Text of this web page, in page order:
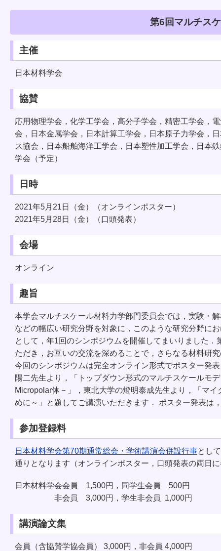
第6回マルチス
主催
日本材料学会
協賛
応用物理学会，化学工学会，高分子学会，精密工学会，
会，日本金属学会，日本計算工学会，日本原子力学会，
ス協会，日本船舶海洋工学会，日本塑性加工学会，日本
学会（予定）
日時
2021年5月21日（金）（オンラインポスター）
2021年5月28日（金）（口頭発表）
会場
オンライン
趣旨
本学会マルチスケール材料力学部門委員会では，実験・
などの幅広い研究分野を対象に，このような研究分野に
として，年1回のシンポジウムを開催してまいりました
ただき，お互いの交流を深めることで，さらなる材料研
今回のシンポジウムは完全オンライン形式でポスター発
陽二先生より，「トップダウン形式のマルチスケールモ
Micropolar体－」，東北大学の燈明泰成先生より，「マ
めに～」と題してご講演いただきます． ポスター発表は
参加登録料
日本材料学会第70期通常総会・学術講演会併設行事とし
通りとなります（オンラインポスター，口頭発表の両日
日本材料学会会員 1,500円，同学生会員 500円
非会員 3,000円，学生非会員 1,000円
講演論文集
会員（含協賛学協会員） 3,000円，非会員 4,000円